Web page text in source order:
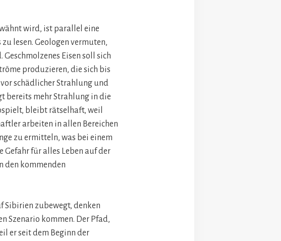
wird, ist parallel eine
lesen. Geologen vermuten,
Eisen soll sich
produzieren, die sich bis
schädlicher Strahlung und
bereits mehr Strahlung in die
bleibt rätselhaft, weil
arbeiten in allen Bereichen
zu ermitteln, was bei einem
Gefahr für alles Leben auf der
den kommenden
Sibirien zubewegt, denken
Szenario kommen. Der Pfad,
er seit dem Beginn der